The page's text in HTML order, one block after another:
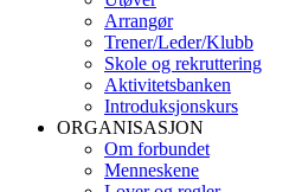
Arrangør
Trener/Leder/Klubb
Skole og rekruttering
Aktivitetsbanken
Introduksjonskurs
ORGANISASJON
Om forbundet
Menneskene